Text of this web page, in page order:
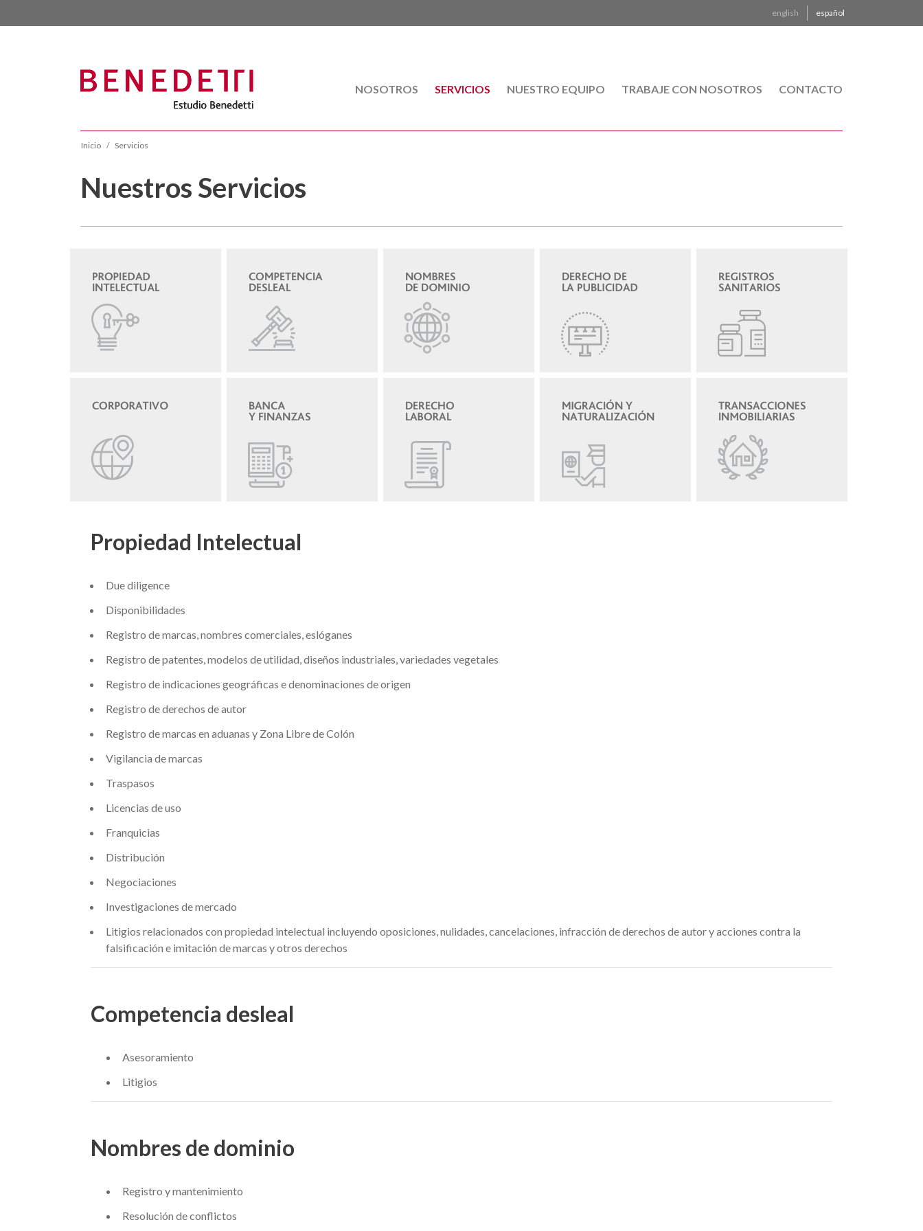
english español
NOSOTROS (CURRENT)
SERVICIOS NUESTRO EQUIPO TRABAJE CON NOSOTROS CONTACTO
Inicio Servicios
Nuestros Servicios
Propiedad Intelectual
Due diligence
Disponibilidades
Registro de marcas, nombres comerciales, eslóganes
Registro de patentes, modelos de utilidad, diseños industriales, variedades vegetales
Registro de indicaciones geográficas e denominaciones de origen
Registro de derechos de autor
Registro de marcas en aduanas y Zona Libre de Colón
Vigilancia de marcas
Traspasos
Licencias de uso
Franquicias
Distribución
Negociaciones
Investigaciones de mercado
Litigios relacionados con propiedad intelectual incluyendo oposiciones, nulidades, cancelaciones, infracción de derechos de autor y acciones contra la
falsificación e imitación de marcas y otros derechos
Competencia desleal
Asesoramiento
Litigios
Nombres de dominio
Registro y mantenimiento
Resolución de conflictos